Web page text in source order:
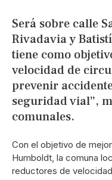
Será sobre calle
Rivadavia y
tiene como
velocidad de
prevenir
seguridad vial”,
comunales.
Con el objetivo de
Humboldt, la comuna
reductores de